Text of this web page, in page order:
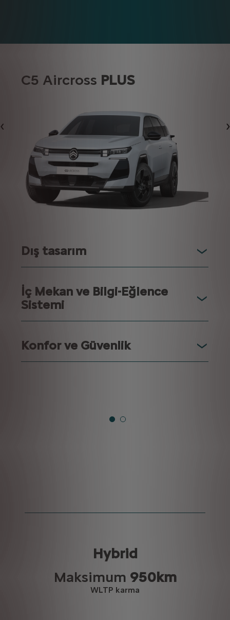
Bi̇r Önceki̇
C5 Aircross PLUS
Dış tasarım
İç Mekan ve Bilgi-Eğlence
Sistemi
Konfor ve Güvenlik
Hybrid
Maksimum 950km
WLTP karma